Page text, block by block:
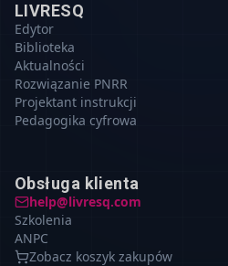
LIVRESQ
Edytor
Biblioteka
Aktualności
Rozwiązanie PNRR
Projektant instrukcji
Pedagogika cyfrowa
Obsługa klienta
help@livresq.com
Szkolenia
ANPC
Zobacz koszyk zakupów